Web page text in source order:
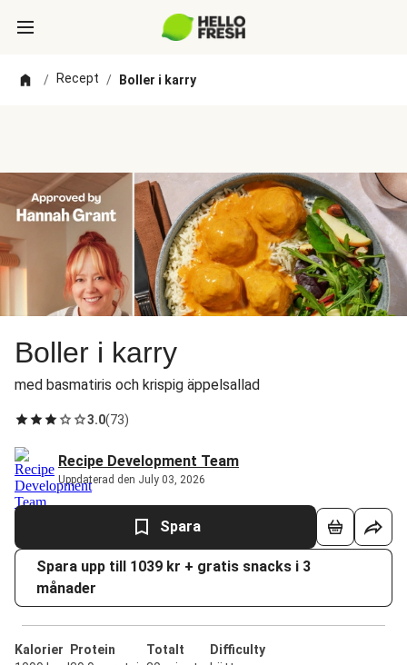
/ Recept / Boller i karry
Boller i karry
med basmatiris och krispig äppelsallad
3.0(73)
Recipe Development Team
Uppdaterad den July 03, 2026
Spara
Spara upp till 1039 kr + gratis snacks i 3
månader
Kalorier
Protein
Totalt
Difficulty